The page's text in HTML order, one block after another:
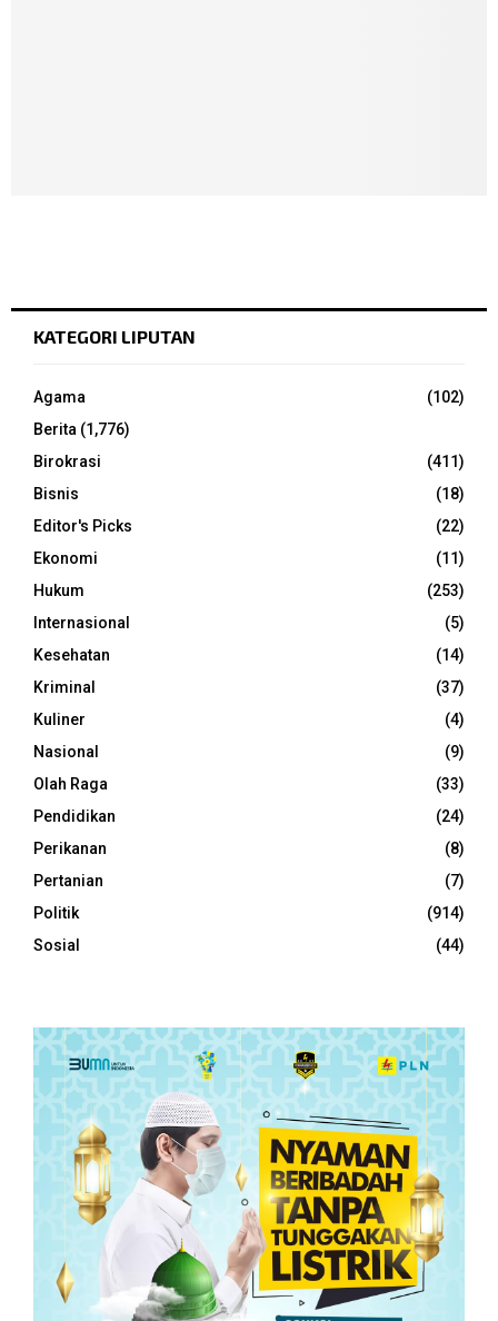
KATEGORI LIPUTAN
Agama
(102)
Berita (1,776)
Birokrasi
(411)
Bisnis
(18)
Editor's Picks
(22)
Ekonomi
(11)
Hukum
(253)
Internasional
(5)
Kesehatan
(14)
Kriminal
(37)
Kuliner
(4)
Nasional
(9)
Olah Raga
(33)
Pendidikan
(24)
Perikanan
(8)
Pertanian
(7)
Politik
(914)
Sosial
(44)